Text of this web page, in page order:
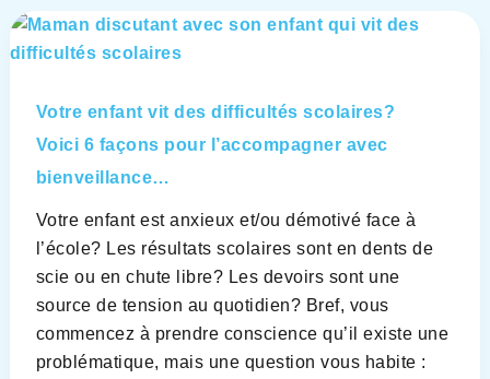
Votre enfant vit des difficultés scolaires?
Voici 6 façons pour l’accompagner avec
bienveillance…
Votre enfant est anxieux et/ou démotivé face à
l’école? Les résultats scolaires sont en dents de
scie ou en chute libre? Les devoirs sont une
source de tension au quotidien? Bref, vous
commencez à prendre conscience qu’il existe une
problématique, mais une question vous habite :
Votre
enfant
des
difficultés
6
façons
pour
l’accompagner
avec
bienveillance…